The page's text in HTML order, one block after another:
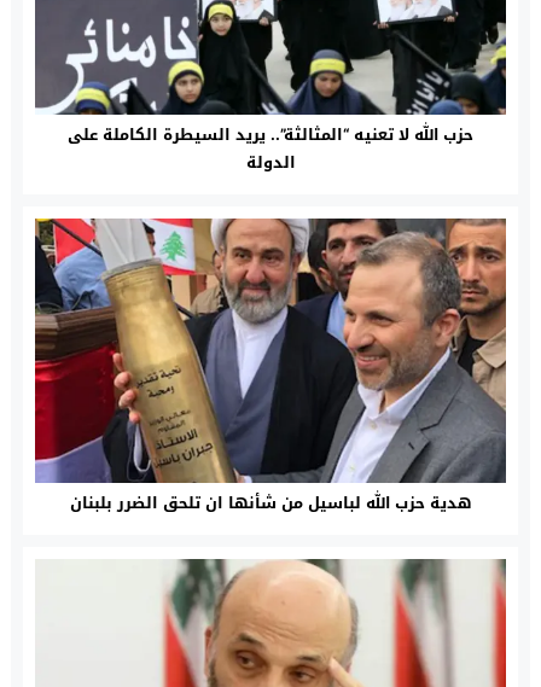
حزب الله لا تعنيه “المثالثة”.. يريد السيطرة الكاملة على
الدولة
هدية حزب الله لباسيل من شأنها ان تلحق الضرر بلبنان